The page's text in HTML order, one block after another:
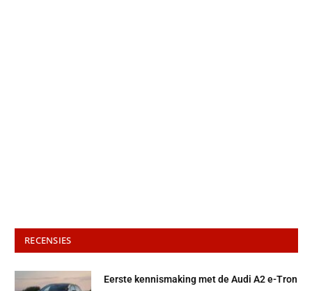
RECENSIES
Eerste kennismaking met de Audi A2 e-Tron